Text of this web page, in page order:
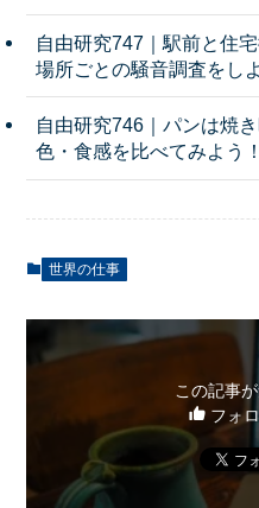
自由研究747｜駅前と住
場所ごとの騒音調査をし
自由研究746｜パンは焼
色・食感を比べてみよう！
世界の仕事
この記事
フォ